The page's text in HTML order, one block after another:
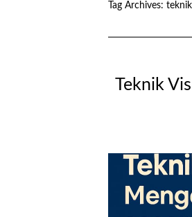
Tag Archives:
Teknik